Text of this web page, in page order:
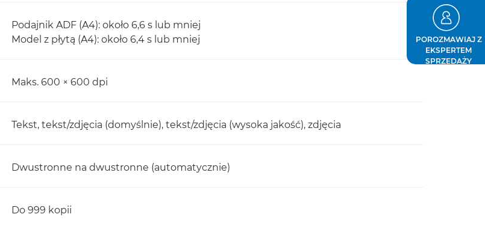
Podajnik ADF (A4): około 6,6 s lub mniej
Model z płytą (A4): około 6,4 s lub mniej
Maks. 600 × 600 dpi
Tekst, tekst/zdjęcia (domyślnie), tekst/zdjęcia (wysoka jakość), zdjęcia
Dwustronne na dwustronne (automatycznie)
Do 999 kopii
POROZMAWIAJ Z
EKSPERTEM
SPRZEDAŻY